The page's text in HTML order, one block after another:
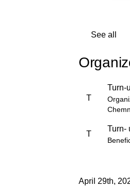
See all
T
Turn-
T
Turn-
April 29th,